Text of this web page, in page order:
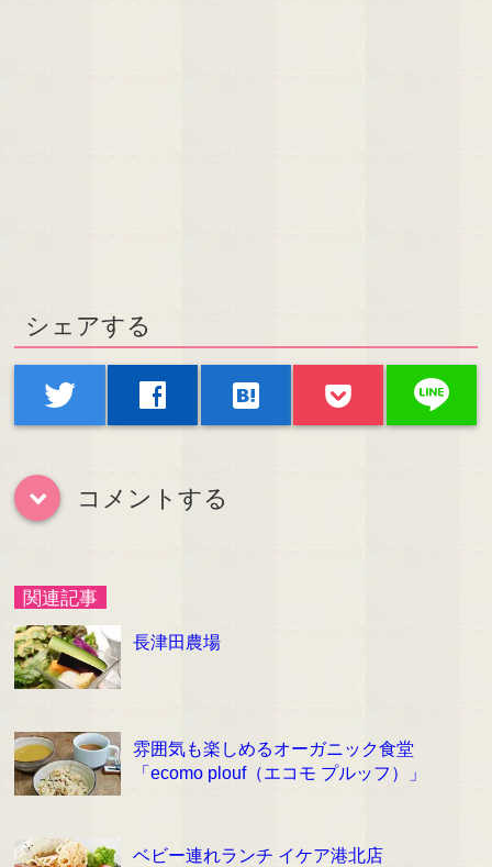
シェアする
twitter facebook hatenabookmark line
down コメントする
関連記事
長津田農場
雰囲気も楽しめるオーガニック食堂
「ecomo plouf（エコモ プルッフ）」
ベビー連れランチ イケア港北店